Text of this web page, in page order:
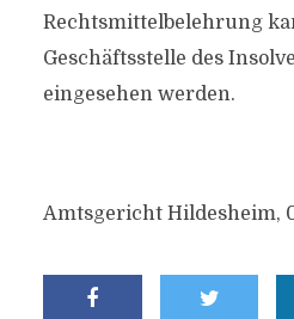
Rechtsmittelbelehrung
Geschäftsstelle des
eingesehen werden.
Amtsgericht Hildesheim,